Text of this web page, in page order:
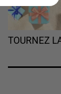
TOURNEZ